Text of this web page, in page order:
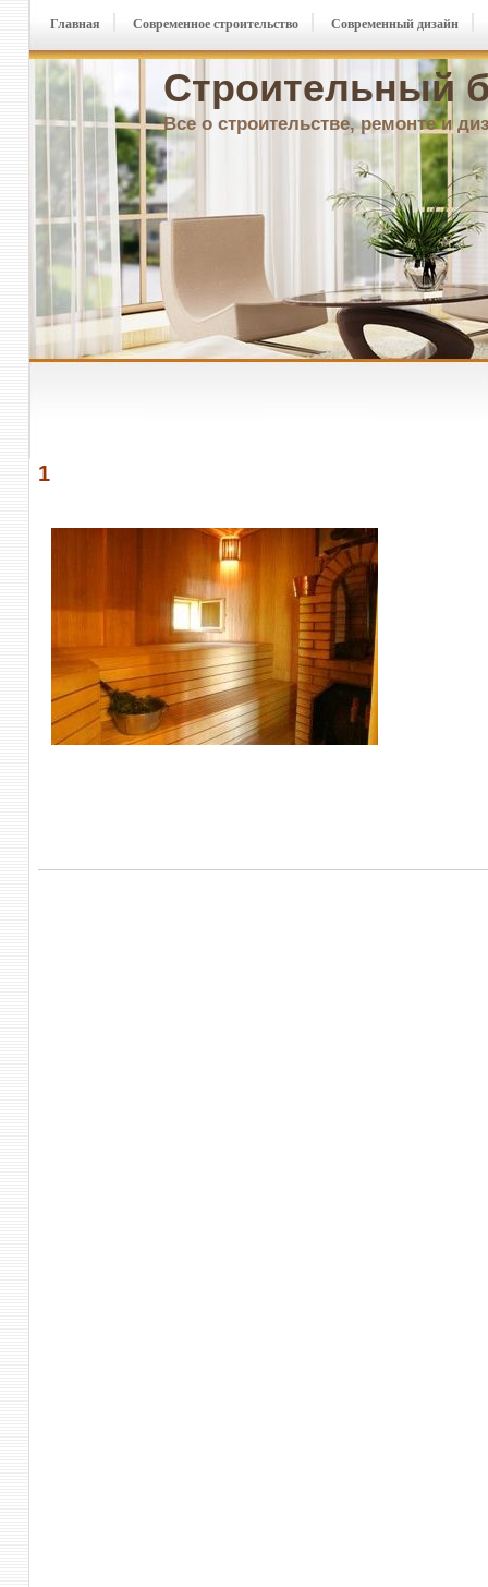
Строительный
Все о строительстве, ремонте и
Главная Современное строительство Современный дизайн
1